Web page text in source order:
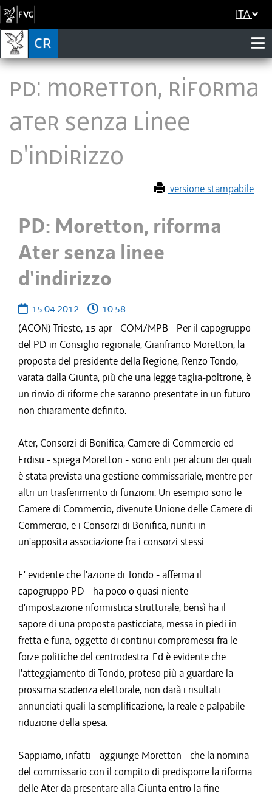
ITA
PD: Moretton, riforma
Ater senza linee
d'indirizzo
versione stampabile
PD: Moretton, riforma
Ater senza linee
d'indirizzo
15.04.2012
10:58
(ACON) Trieste, 15 apr - COM/MPB - Per il capogruppo
del PD in Consiglio regionale, Gianfranco Moretton, la
proposta del presidente della Regione, Renzo Tondo,
varata dalla Giunta, più che una legge taglia-poltrone, è
un rinvio di riforme che saranno presentate in un futuro
non chiaramente definito.
Ater, Consorzi di Bonifica, Camere di Commercio ed
Erdisu - spiega Moretton - sono enti per alcuni dei quali
è stata prevista una gestione commissariale, mentre per
altri un trasferimento di funzioni. Un esempio sono le
Camere di Commercio, divenute Unione delle Camere di
Commercio, e i Consorzi di Bonifica, riuniti in
un'apposita associazione fra i consorzi stessi.
E' evidente che l'azione di Tondo - afferma il
capogruppo PD - ha poco o quasi niente
d'impostazione riformistica strutturale, bensì ha il
sapore di una proposta pasticciata, messa in piedi in
fretta e furia, oggetto di continui compromessi fra le
forze politiche del centrodestra. Ed è evidente che
l'atteggiamento di Tondo, proteso più a guardare la
prossima scadenza elettorale, non darà i risultati
annunciati quali la semplificazione, la reale e palpabile
riduzione della spesa.
Sappiamo, infatti - aggiunge Moretton - che la nomina
del commissario con il compito di predisporre la riforma
delle Ater da presentare alla Giunta entro la fine